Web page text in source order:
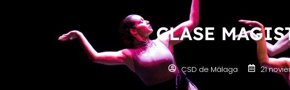
CLASE
CSD de Málaga 21